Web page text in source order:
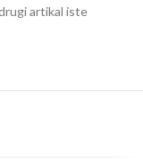
artikal iste